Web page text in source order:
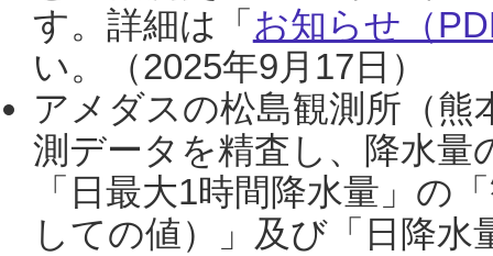
す。詳細は「 お知らせ（
い。（2025年9月17日）
アメダスの松島観測所（熊
測データを精査し、降水
「日最大1時間降水量」の
しての値）」及び「日降